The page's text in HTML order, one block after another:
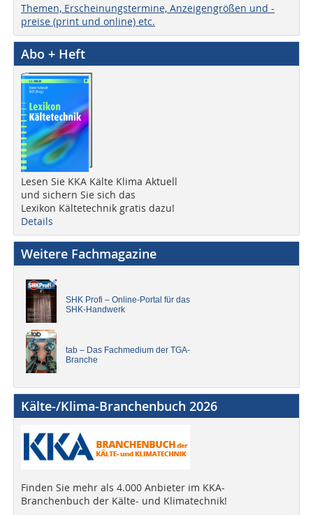
Themen, Erscheinungstermine, Anzeigengrößen und -
preise (print und online) etc.
Abo + Heft
Lesen Sie KKA Kälte Klima Aktuell
und sichern Sie sich das
Lexikon Kältetechnik gratis dazu!
Details
Weitere Fachmagazine
SHK Profi – Online-Portal für das
SHK-Handwerk
tab – Das Fachmedium der TGA-
Branche
Kälte-/Klima-Branchenbuch 2026
Finden Sie mehr als 4.000 Anbieter im KKA-
Branchenbuch der Kälte- und Klimatechnik!